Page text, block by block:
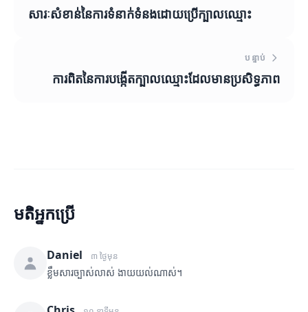
សារៈសំខាន់នៃការទំនាក់ទំនងដោយប្រើក្បាលឈ្មោះ
បន្ទាប់
ការពិតនៃការបង្កើតក្បាលឈ្មោះដែលមានប្រសិទ្ធភាព
មតិអ្នកប្រើ
Daniel ៣ ថ្ងៃមុន
ខ្លឹមសារច្បាស់លាស់ ងាយយល់ណាស់។